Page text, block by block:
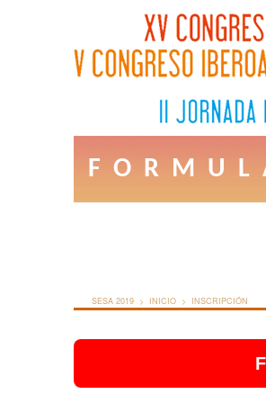
SESA 2019 > INICIO > INSCRIPCIÓN